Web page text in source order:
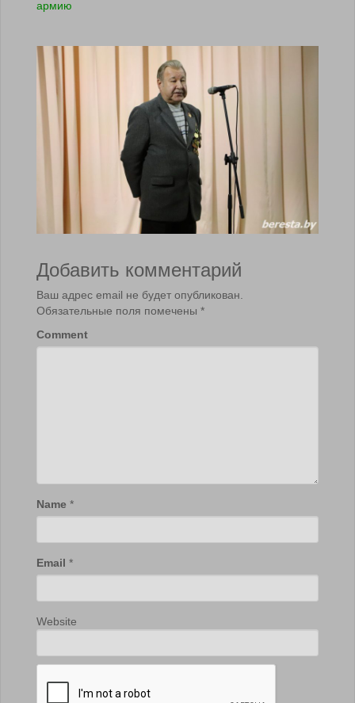
армию
Добавить комментарий
Ваш адрес email не будет опубликован.
Обязательные поля помечены *
Comment
Name *
Email *
Website